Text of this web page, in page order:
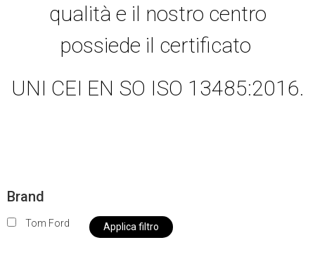
qualità e il nostro centro
possiede il certificato
UNI CEI EN SO ISO 13485:2016.
Brand
Tom Ford Applica filtro